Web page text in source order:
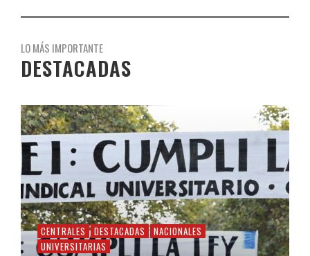
LO MÁS IMPORTANTE
DESTACADAS
CENTRALES DESTACADAS
NACIONALES
UNIVERSITARIAS